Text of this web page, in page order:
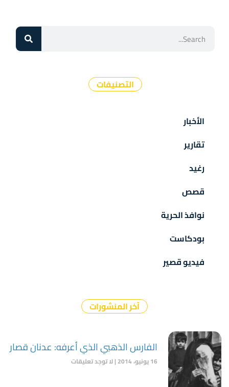
التصنيفات
الأخبار
تقارير
رغيد
قصص
نوافذ الحرية
بودكاست
فيديو قصير
آخر المنشورات
الفارس الذهبي الذي أعرفه: عدنان قصار
16 يونيو، 2014 لا توجد تعليقات